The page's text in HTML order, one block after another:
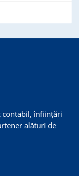
contabil, înființări
alături de